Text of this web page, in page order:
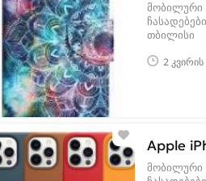
მობილური
თბილისი
2 კვირის
Apple
მობილური